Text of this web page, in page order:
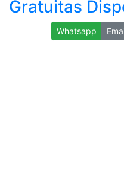
Gratuitas
Whatsapp